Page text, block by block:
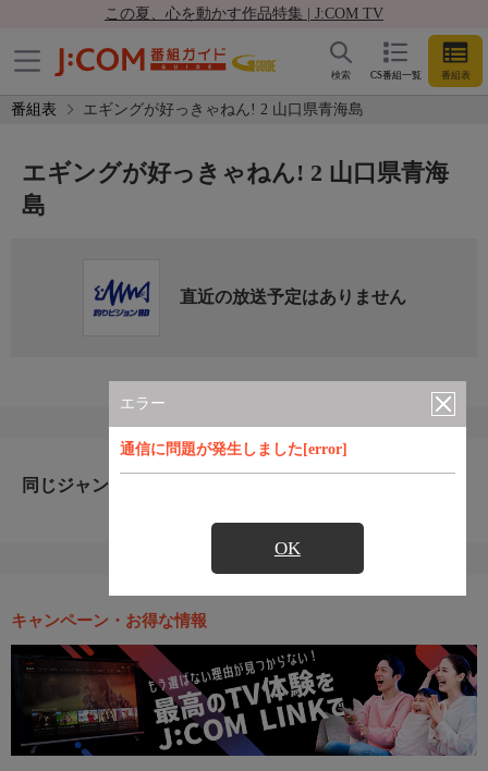
この夏、心を動かす作品特集 | J:COM TV
CS番組一覧 番組表
検索
番組表 エギングが好っきゃねん! 2 山口県青海島
エラー
通信に問題が発生しました[error]
OK
エギングが好っきゃねん! 2 山口県青海
島
直近の放送予定はありません
同じジャンルのおすすめ番組
キャンペーン・お得な情報